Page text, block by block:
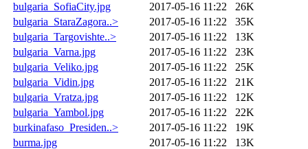
bulgaria_SofiaCity.jpg 2017-05-16 11:22
26K
bulgaria_StaraZagora..>
2017-05-16 11:22
35K
bulgaria_Targovishte..>
2017-05-16 11:22
13K
bulgaria_Varna.jpg
2017-05-16 11:22
23K
bulgaria_Veliko.jpg
2017-05-16 11:22
25K
bulgaria_Vidin.jpg
2017-05-16 11:22
21K
bulgaria_Vratza.jpg
2017-05-16 11:22
12K
bulgaria_Yambol.jpg
2017-05-16 11:22
22K
burkinafaso_Presiden..>
2017-05-16 11:22
19K
burma.jpg
2017-05-16 11:22
13K